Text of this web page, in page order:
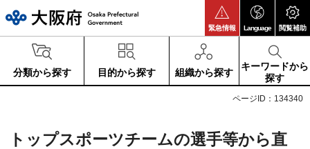
緊急情報 Language 閲覧補助
分類から探す 目的から探す 組織から探す
キーワードから
探す
ページID：134340
トップスポーツチームの選手等から直